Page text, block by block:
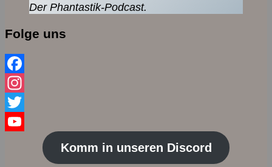
Der Phantastik-Podcast.
Folge uns
Facebook
Instagram
Twitter
YouTube
Channel
Komm in unseren Discord